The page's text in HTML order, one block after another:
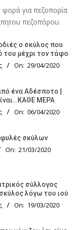
φορά για πεζοπορία
πεζοπόρου.
ο σκύλος που
του μέχρι τον τάφο
On: 29/04/2020
ένα Αδέσποτο |
ΜΕΡΑ
On: 06/04/2020
φυλές σκύλων
On: 21/03/2020
σύλλογος
λόγω του ιού
On: 19/03/2020